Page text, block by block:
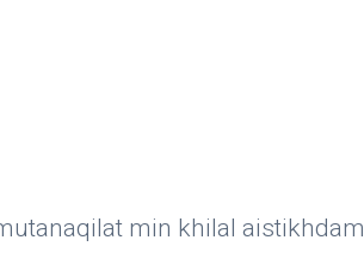
min khilal aistikhdam